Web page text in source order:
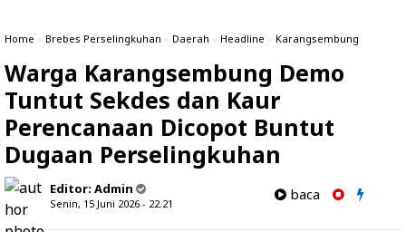
Home » Brebes Perselingkuhan » Daerah » Headline » Karangsembung
Warga Karangsembung Demo
Tuntut Sekdes dan Kaur
Perencanaan Dicopot Buntut
Dugaan Perselingkuhan
Editor: Admin
Senin, 15 Juni 2026 - 22.21
baca